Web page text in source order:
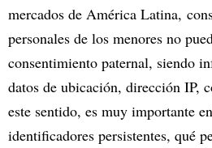
mercados de América Latina,
personales de los menores no
consentimiento paternal, siendo
datos de ubicación, dirección IP,
este sentido, es muy importante
identificadores persistentes, qué